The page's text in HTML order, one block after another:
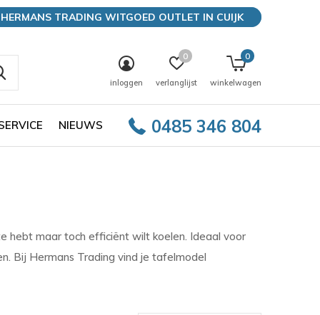
NIEUWS 0485 346 804
inloggen verlanglijst
0
winkelwagen
0
HERMANS TRADING WITGOED OUTLET IN CUIJK
hebt maar toch efficiënt wilt koelen. Ideaal voor
Bij Hermans Trading vind je tafelmodel